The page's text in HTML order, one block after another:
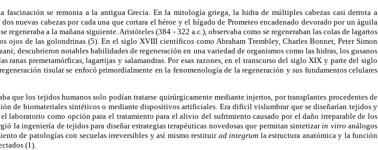
fascinación se remonta a la antigua Grecia. En la mitología griega, la hidra de múltiples cabezas casi derrota a
nuevas cabezas por cada una que cortara el héroe y el hígado de Prometeo encadenado devorado por un águila
regeneraba a la mañana siguiente. Aristóteles (384 - 322 a.c.), observaba como se regeneraban las colas de lagartos
ojos de las golondrinas (5). En el siglo XVIII científicos como Abraham Trembley, Charles Bonnet, Peter Simon
descubrieron notables habilidades de regeneración en una variedad de organismos como las hidras, los gusanos
ranas premetamórficas, lagartijas y salamandras. Por esas razones, en el transcurso del siglo XIX y parte del siglo
tisular se enfocó primordialmente en la fenomenología de la regeneración y sus fundamentos celulares
que los tejidos humanos solo podían tratarse quirúrgicamente mediante injertos, por transplantes procedentes de
de biomateriales sintéticos o mediante dispositivos artificiales. Era difícil vislumbrar que se diseñarían tejidos y
laboratorio como opción para el tratamiento para el alivio del sufrimiento causado por el daño irreparable de los
la ingeniería de tejidos para diseñar estrategias terapéuticas novedosas que permitan sintetizar in vitro análogos
de patologías con secuelas irreversibles y así mismo restituir ad integrum la estructura anatómica y la función
(1).